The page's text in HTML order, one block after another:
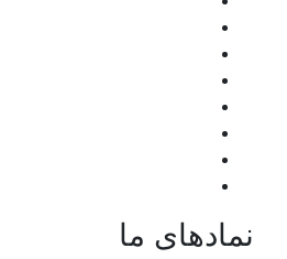
نمادهای ما